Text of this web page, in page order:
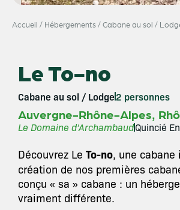
Accueil / Hébergements/Cabane au sol /
Le To-no
Cabane au sol / Lodge2 personnes
Auvergne-Rhône-Alpes,
Le Domaine d’ArchambaudQuincié
Découvrez Le To-no, une
création de nos premières
conçu « sa » cabane : un
vraiment différente.